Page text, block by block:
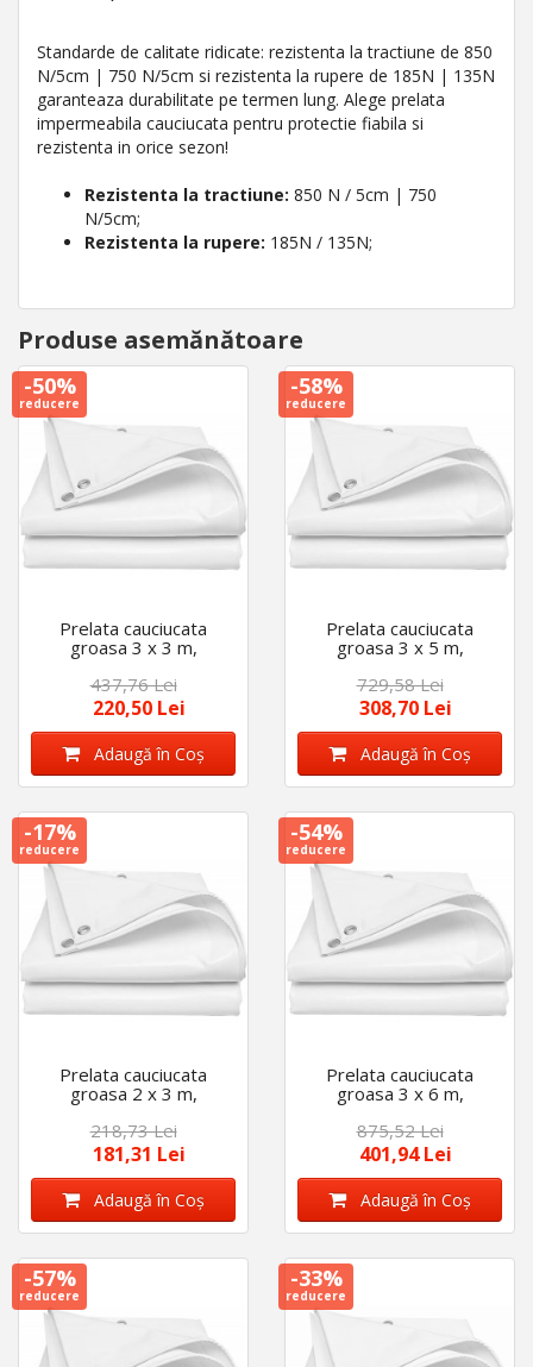
Standarde de calitate ridicate: rezistenta la tractiune de 850
N/5cm | 750 N/5cm si rezistenta la rupere de 185N | 135N
garanteaza durabilitate pe termen lung. Alege prelata
impermeabila cauciucata pentru protectie fiabila si
rezistenta in orice sezon!
Rezistenta la tractiune: 850 N / 5cm | 750
N/5cm;
Rezistenta la rupere: 185N / 135N;
Produse asemănătoare
-50%
reducere
Prelata cauciucata
groasa 3 x 3 m,
impermeabila, 450
g/mp, cu inele
437,76 Lei
220,50 Lei
Adaugă în Coş
-58%
reducere
Prelata cauciucata
groasa 3 x 5 m,
impermeabila, 450
g/mp, cu inele
729,58 Lei
308,70 Lei
Adaugă în Coş
-17%
reducere
Prelata cauciucata
groasa 2 x 3 m,
impermeabila, 450
g/mp, cu inele
218,73 Lei
181,31 Lei
Adaugă în Coş
-54%
reducere
Prelata cauciucata
groasa 3 x 6 m,
impermeabila, 450
g/mp, cu inele
875,52 Lei
401,94 Lei
Adaugă în Coş
-57%
reducere
-33%
reducere